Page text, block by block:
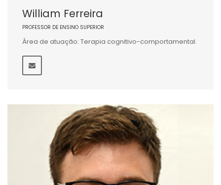
William Ferreira
PROFESSOR DE ENSINO SUPERIOR
Área de atuação: Terapia cognitivo-comportamental.